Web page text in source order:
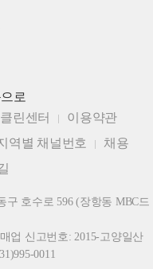
로
클린센터
이용약관
역별 채널번호
채용
호수로 596 (장항동 MBC드
업 신고번호: 2015-고양일산
0011